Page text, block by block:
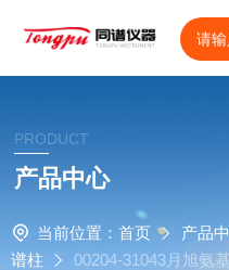
PRODUCT
产品中心
当前位置： 首页 产品
谱柱
00204-31043月旭氨